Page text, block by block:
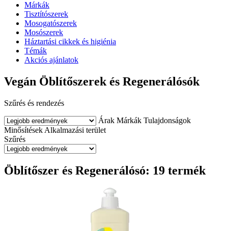
Márkák
Tisztítószerek
Mosogatószerek
Mosószerek
Háztartási cikkek és higiénia
Témák
Akciós ajánlatok
Vegán Öblítőszerek és Regenerálósók
Szűrés és rendezés
Árak Márkák Tulajdonságok
Minősítések Alkalmazási terület
Szűrés
Öblítőszer és Regenerálósó: 19 termék